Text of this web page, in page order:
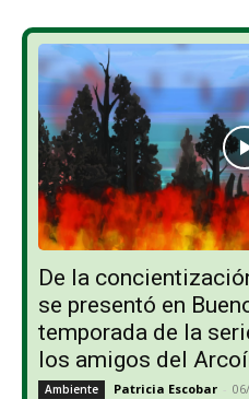
De la
se presentó en
temporada de la
los amigos del
Ambiente Patricia Escobar -